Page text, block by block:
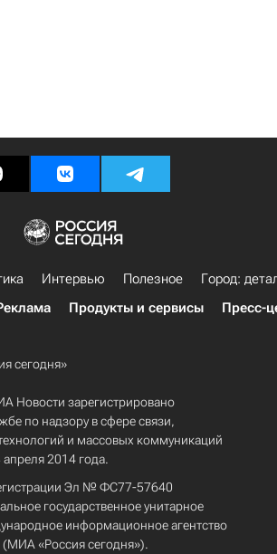
Интервью Полезное
Город:
Продукты и сервисы Пресс-
сегодня»
Новости зарегистрировано
по надзору в сфере связи,
и массовых коммуникаций
2014 года.
Эл № ФС77-57640
государственное унитарное
информационное агентство
(МИА «Россия сегодня»).